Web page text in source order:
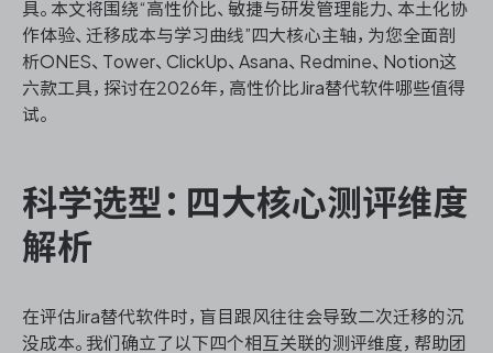
具。本文将围绕“高性价比、敏捷与研发管理能力、本土化协
作体验、迁移成本与学习曲线”四大核心主轴，为您全面剖
析ONES、Tower、ClickUp、Asana、Redmine、Notion这
六款工具，探讨在2026年，高性价比Jira替代软件哪些值得
试。
科学选型：四大核心测评维度
解析
在评估Jira替代软件时，盲目跟风往往会导致二次迁移的沉
没成本。我们确立了以下四个相互关联的测评维度，帮助团